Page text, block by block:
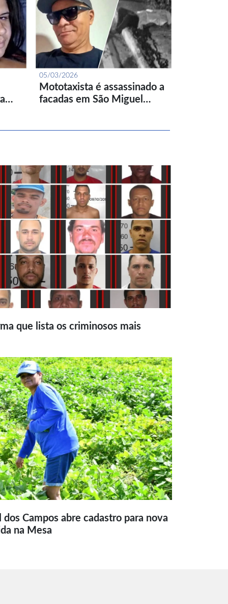
05/03/2026
Mototaxista é assassinado a
facadas em São Miguel…
que lista os criminosos mais
Campos abre cadastro para nova
na Mesa